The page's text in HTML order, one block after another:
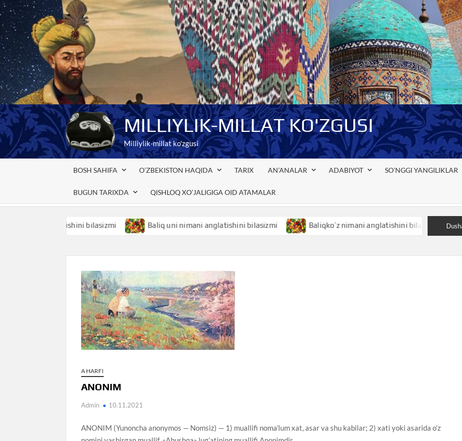
Skip
to
content
MILLIYLIK-MILLAT KO'ZGUSI
Milliylik-millat ko'zgusi
BOSH SAHIFA O’ZBEKISTON HAQIDA TARIX AN’ANALAR ADABIYOT SO’NGGI YANGILIKLAR
BUGUN TARIXDA QISHLOQ XO’JALIGIGA OID ATAMALAR
anglatishini bilasizmi Baliq uni nimani anglatishini bilasizmi Baliqko’z nimani anglatishini bilasizmi
A HARFI
ANONIM
Admin 10.11.2021
ANONIM (Yunoncha anonymos — Nomsiz) — 1) muallifi noma’lum xat, asar va shu kabilar; 2) xati yoki asarida o’z